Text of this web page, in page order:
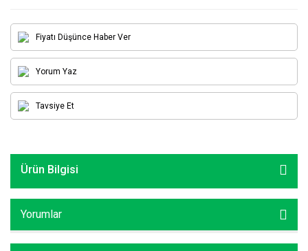
Fiyatı Düşünce Haber Ver
Yorum Yaz
Tavsiye Et
Ürün Bilgisi
Yorumlar